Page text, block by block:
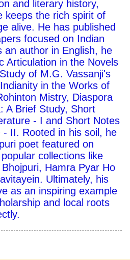
and literary history,
keeps the rich spirit of
alive. He has published
focused on Indian
an author in English, he
Articulation in the Novels
of M.G. Vassanji's
in the Works of
Mistry, Diaspora
A Brief Study, Short
- I and Short Notes
II. Rooted in his soil, he
poet featured on
collections like
Hamra Pyar Ho
Ultimately, his
as an inspiring example
and local roots